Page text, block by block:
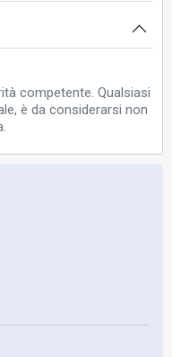
competente. Qualsiasi
è da considerarsi non